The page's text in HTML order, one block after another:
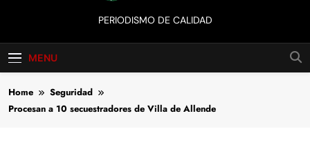
Comunicación
XXI
PERIODISMO DE CALIDAD
MENU
Home
Seguridad
Procesan a 10 secuestradores de Villa de Allende